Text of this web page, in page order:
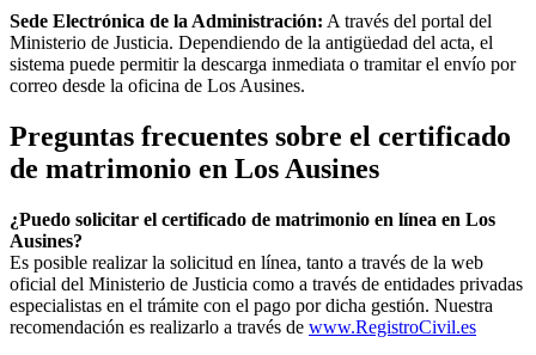
Sede Electrónica de la Administración: A través del portal del
Ministerio de Justicia. Dependiendo de la antigüedad del acta, el
sistema puede permitir la descarga inmediata o tramitar el envío por
correo desde la oficina de Los Ausines.
Preguntas frecuentes sobre el certificado
de matrimonio en Los Ausines
¿Puedo solicitar el certificado de matrimonio en línea en Los
Ausines?
Es posible realizar la solicitud en línea, tanto a través de la web
oficial del Ministerio de Justicia como a través de entidades privadas
especialistas en el trámite con el pago por dicha gestión. Nuestra
recomendación es realizarlo a través de www.RegistroCivil.es